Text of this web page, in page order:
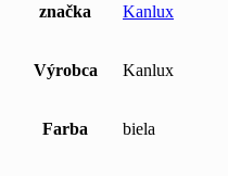
značka Kanlux
Výrobca Kanlux
Farba biela